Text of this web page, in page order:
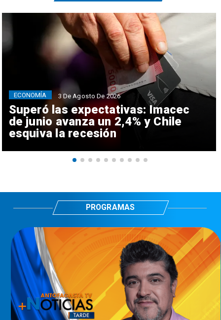
Superó las expectativas: Imacec
de junio avanza un 2,4% y Chile
esquiva la recesión
ECONOMÍA 3 De Agosto De 2026
PROGRAMAS